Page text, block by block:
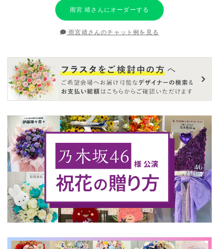
雨宮 靖さんにオーダーする
雨宮靖さんのチャット例を見る